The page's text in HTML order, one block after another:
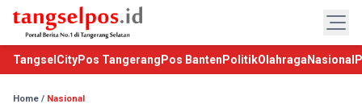
TangselCityPos Tangerang Pos Banten PolitikOlahraga Nasional
Home / Nasional